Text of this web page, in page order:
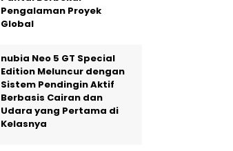
Pengalaman Proyek
Global
nubia Neo 5 GT Special
Edition Meluncur dengan
Sistem Pendingin Aktif
Berbasis Cairan dan
Udara yang Pertama di
Kelasnya